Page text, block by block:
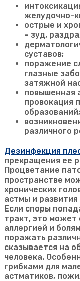
желудочно-
острые и
– зуд,
суставов;
поражение
глазные
затяжной
повышенная
провокация
образований;
различного
Дезинфекция
прекращения ее
Процветание
пространстве
хронических
астмы и развития
Если споры
тракт, это может
аллергией и
поражать
сказывается на
человека.
грибками для
астматиков,